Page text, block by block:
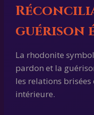
guérison
La rhodonite
pardon et la
les relations brisées
intérieure.